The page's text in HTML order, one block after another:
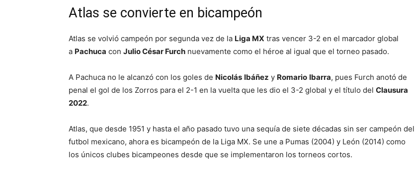
Atlas se convierte en bicampeón
Atlas se volvió campeón por segunda vez de la Liga MX tras vencer 3-2 en el marcador global
a Pachuca con Julio César Furch nuevamente como el héroe al igual que el torneo pasado.
A Pachuca no le alcanzó con los goles de Nicolás Ibáñez y Romario Ibarra, pues Furch anotó de
penal el gol de los Zorros para el 2-1 en la vuelta que les dio el 3-2 global y el título del Clausura
2022.
Atlas, que desde 1951 y hasta el año pasado tuvo una sequía de siete décadas sin ser campeón del
futbol mexicano, ahora es bicampeón de la Liga MX. Se une a Pumas (2004) y León (2014) como
los únicos clubes bicampeones desde que se implementaron los torneos cortos.